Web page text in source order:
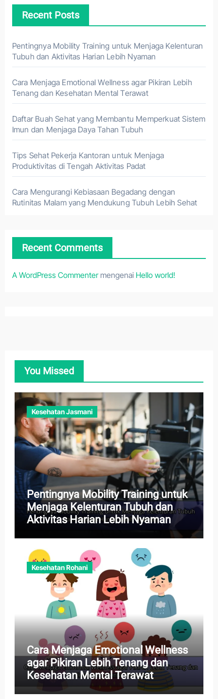
Recent Posts
Pentingnya Mobility Training untuk Menjaga Kelenturan
Tubuh dan Aktivitas Harian Lebih Nyaman
Cara Menjaga Emotional Wellness agar Pikiran Lebih
Tenang dan Kesehatan Mental Terawat
Daftar Buah Sehat yang Membantu Memperkuat Sistem
Imun dan Menjaga Daya Tahan Tubuh
Tips Sehat Pekerja Kantoran untuk Menjaga
Produktivitas di Tengah Aktivitas Padat
Cara Mengurangi Kebiasaan Begadang dengan
Rutinitas Malam yang Mendukung Tubuh Lebih Sehat
Recent Comments
A WordPress Commentermengenai Hello world!
You Missed
Kesehatan Jasmani
Pentingnya Mobility Training untuk
Menjaga Kelenturan Tubuh dan
Aktivitas Harian Lebih Nyaman
Kesehatan Rohani
Cara Menjaga Emotional Wellness
agar Pikiran Lebih Tenang dan
Kesehatan Mental Terawat